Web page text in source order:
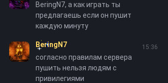
BeringN7, а как играть ты
предлагаешь если он пушит
каждую минуту
BeringN7 15:36
согласно правилам сервера
пушить нельзя людям с
привилегиями